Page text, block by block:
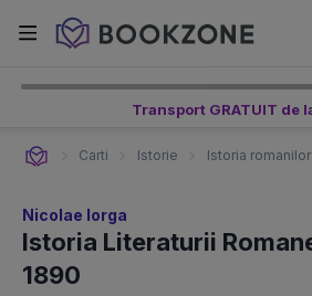
Transport GRATUIT de
Carti Istorie Istoria romanilor
Nicolae Iorga
Istoria Literaturii
1890